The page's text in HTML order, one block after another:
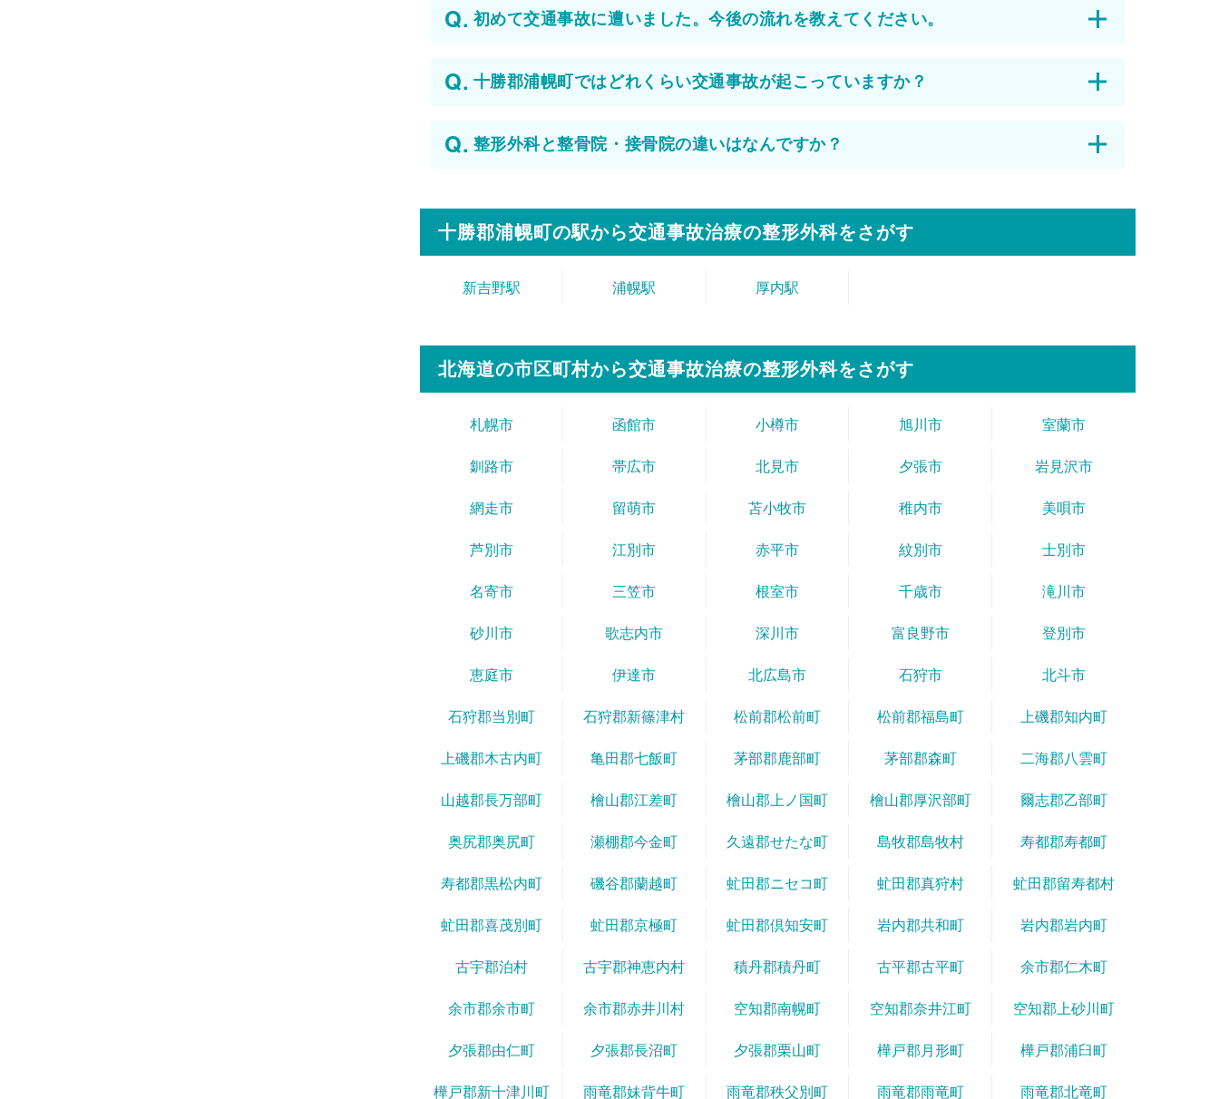
初めて交通事故に遭いました。今後の流れを教えてください。
十勝郡浦幌町ではどれくらい交通事故が起こっていますか？
整形外科と整骨院・接骨院の違いはなんですか？
十勝郡浦幌町の駅から交通事故治療の整形外科をさがす
新吉野駅 浦幌駅 厚内駅
北海道の市区町村から交通事故治療の整形外科をさがす
札幌市 函館市 小樽市 旭川市 室蘭市
釧路市 帯広市 北見市 夕張市 岩見沢市
網走市 留萌市 苫小牧市 稚内市 美唄市
芦別市 江別市 赤平市 紋別市 士別市
名寄市 三笠市 根室市 千歳市 滝川市
砂川市 歌志内市 深川市 富良野市 登別市
恵庭市 伊達市 北広島市 石狩市 北斗市
石狩郡当別町 石狩郡新篠津村 松前郡松前町 松前郡福島町 上磯郡知内町
上磯郡木古内町 亀田郡七飯町 茅部郡鹿部町 茅部郡森町 二海郡八雲町
山越郡長万部町 檜山郡江差町 檜山郡上ノ国町 檜山郡厚沢部町 爾志郡乙部町
奥尻郡奥尻町 瀬棚郡今金町 久遠郡せたな町 島牧郡島牧村 寿都郡寿都町
寿都郡黒松内町 磯谷郡蘭越町 虻田郡ニセコ町 虻田郡真狩村 虻田郡留寿都村
虻田郡喜茂別町 虻田郡京極町 虻田郡倶知安町 岩内郡共和町 岩内郡岩内町
古宇郡泊村 古宇郡神恵内村 積丹郡積丹町 古平郡古平町 余市郡仁木町
余市郡余市町 余市郡赤井川村 空知郡南幌町 空知郡奈井江町 空知郡上砂川町
夕張郡由仁町 夕張郡長沼町 夕張郡栗山町 樺戸郡月形町 樺戸郡浦臼町
樺戸郡新十津川町 雨竜郡妹背牛町 雨竜郡秩父別町 雨竜郡雨竜町 雨竜郡北竜町